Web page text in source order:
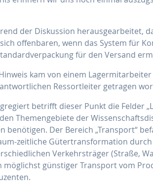
der Diskussion herausgearbeitet,
offenbaren, wenn das System für
für den Versand
kam von einem
Ressortleiter getragen
betrifft dieser Punkt die Felder
Themengebiete der
benötigen. Der Bereich „Transport“
zeitliche Gütertransformation
Verkehrsträger (Straße,
möglichst günstiger Transport vom